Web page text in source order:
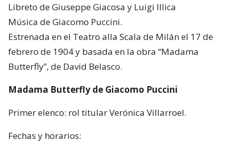
Libreto de Giuseppe Giacosa y Luigi Illica
Música de Giacomo Puccini.
Estrenada en el Teatro alla Scala de Milán el 17 de
febrero de 1904 y basada en la obra “Madama
Butterfly”, de David Belasco.
Madama Butterfly de Giacomo Puccini
Primer elenco: rol titular Verónica Villarroel.
Fechas y horarios: